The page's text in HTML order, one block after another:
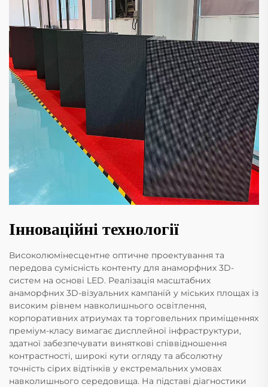
Інноваційні технології
Високолюмінесцентне оптичне проектування та
передова сумісність контенту для анаморфних 3D-
систем на основі LED. Реалізація масштабних
анаморфних 3D-візуальних кампаній у міських площах із
високим рівнем навколишнього освітлення,
корпоративних атриумах та торговельних приміщеннях
преміум-класу вимагає дисплейної інфраструктури,
здатної забезпечувати виняткові співвідношення
контрастності, широкі кути огляду та абсолютну
точність сірих відтінків у екстремальних умовах
навколишнього середовища. На підставі діагностики